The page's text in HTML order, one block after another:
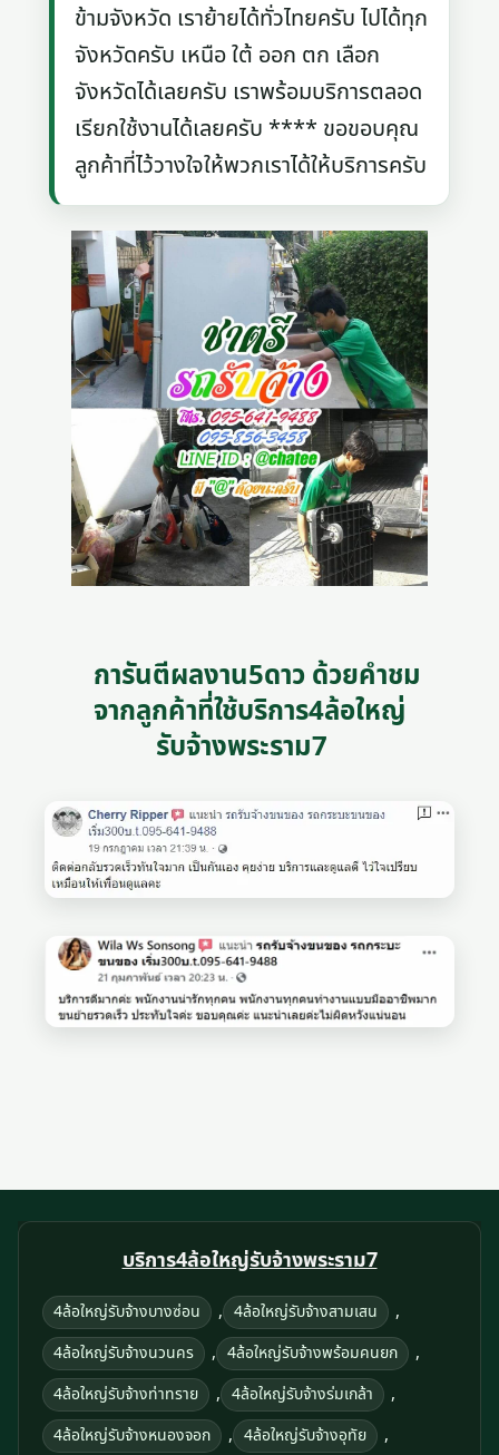
ข้ามจังหวัด เราย้ายได้ทั่วไทยครับ ไปได้ทุก
จังหวัดครับ เหนือ ใต้ ออก ตก เลือก
จังหวัดได้เลยครับ เราพร้อมบริการตลอด
เรียกใช้งานได้เลยครับ **** ขอขอบคุณ
ลูกค้าที่ไว้วางใจให้พวกเราได้ให้บริการครับ
การันตีผลงาน5ดาว ด้วยคำชม
จากลูกค้าที่ใช้บริการ4ล้อใหญ่
รับจ้างพระราม7
บริการ4ล้อใหญ่รับจ้างพระราม7
4ล้อใหญ่รับจ้างบางซ่อน , 4ล้อใหญ่รับจ้างสามเสน ,
4ล้อใหญ่รับจ้างนวนคร , 4ล้อใหญ่รับจ้างพร้อมคนยก ,
4ล้อใหญ่รับจ้างท่าทราย , 4ล้อใหญ่รับจ้างร่มเกล้า ,
4ล้อใหญ่รับจ้างหนองจอก , 4ล้อใหญ่รับจ้างอุทัย ,